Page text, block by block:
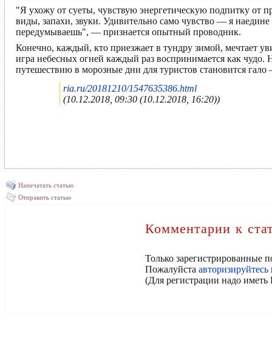
"Я ухожу от суеты, чувствую энергетическую подпитку от
виды, запахи, звуки. Удивительно само чувство — я
передумываешь", — признается опытный проводник.
Конечно, каждый, кто приезжает в тундру зимой, мечтает
игра небесных огней каждый раз воспринимается как
путешествию в морозные дни для туристов становится
ria.ru/20181210/1547635386.html
(10.12.2018, 09:30 (10.12.2018, 16:20))
Напечатать статью
Отправить статью
Комментарии к
Только зарегистрированные
Пожалуйста авторизируйтесь
(Для регистрации надо